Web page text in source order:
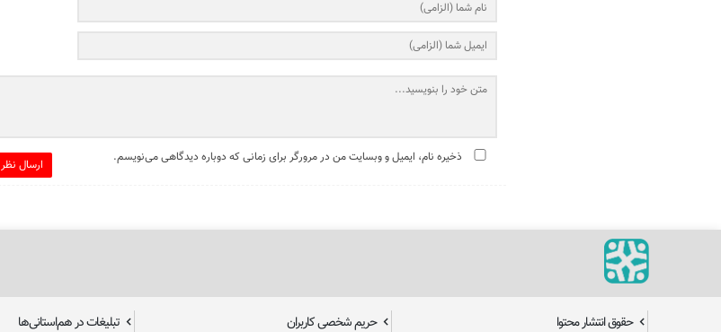
ارسال نظر ذخیره نام، ایمیل و وبسایت من در مرورگر برای زمانی که دوباره دیدگاهی می‌نویسم.
حقوق انتشار محتوا حریم شخصی کاربران تبلیغات در هم‌استانی‌ها